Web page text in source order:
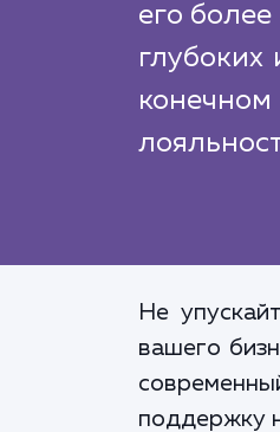
его
Не
вашего
поддержку